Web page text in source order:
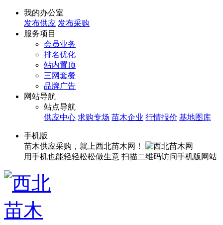
我的办公室
发布供应 发布采购
服务项目
会员业务
排名优化
站内置顶
三网套餐
品牌广告
网站导航
站点导航
供应中心 求购专场 苗木企业 行情报价 基地图库
手机版
苗木供应采购，就上西北苗木网！
用手机也能轻轻松松做生意 扫描二维码访问手机版网站